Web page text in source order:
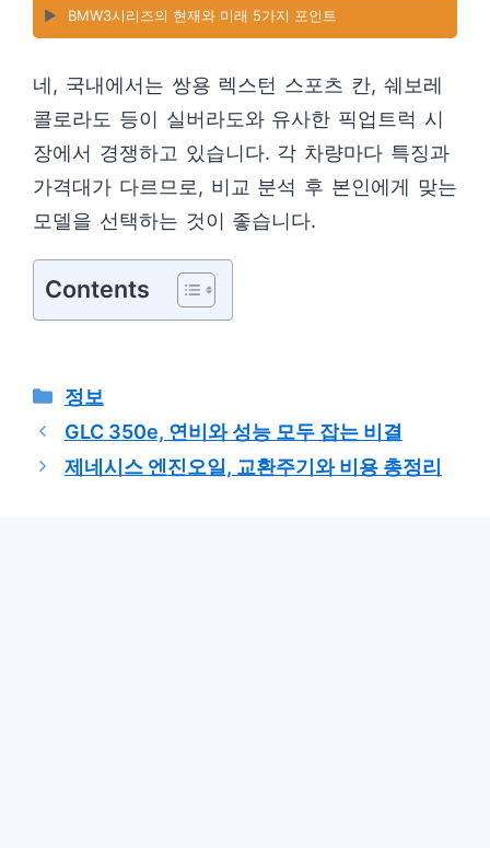
▶️ BMW3시리즈의 현재와 미래 5가지 포인트
네, 국내에서는 쌍용 렉스턴 스포츠 칸, 쉐보레
콜로라도 등이 실버라도와 유사한 픽업트럭 시
장에서 경쟁하고 있습니다. 각 차량마다 특징과
가격대가 다르므로, 비교 분석 후 본인에게 맞는
모델을 선택하는 것이 좋습니다.
Contents
카
테
리
정보
GLC 350e, 연비와 성능 모두 잡는 비결
제네시스 엔진오일, 교환주기와 비용 총정리